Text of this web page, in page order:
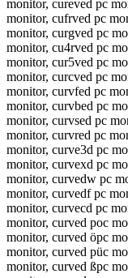
monitor, cureved pc
monitor, cufrved pc
monitor, curgved pc
monitor, cu4rved pc
monitor, cur5ved pc
monitor, curcved pc
monitor, curvfed pc
monitor, curvbed pc
monitor, curvsed pc
monitor, curvred pc
monitor, curve3d pc
monitor, curvexd pc
monitor, curvedw pc
monitor, curvedf pc
monitor, curvecd pc
monitor, curved poc
monitor, curved öpc
monitor, curved püc
monitor, curved ßpc